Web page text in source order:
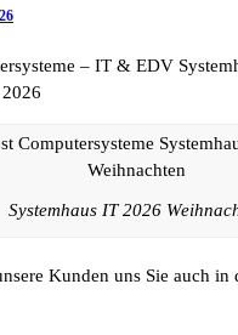
– IT & EDV
Systemhaus IT 2026
Kunden uns Sie auch in